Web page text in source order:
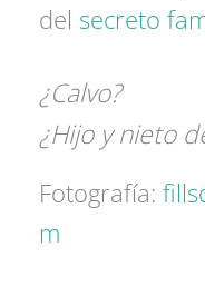
del secreto
¿Calvo?
¿Hijo y nieto
Fotografía:
m